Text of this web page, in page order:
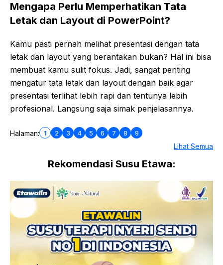
Mengapa Perlu Memperhatikan Tata
Letak dan Layout di PowerPoint?
Kamu pasti pernah melihat presentasi dengan tata
letak dan layout yang berantakan bukan? Hal ini bisa
membuat kamu sulit fokus. Jadi, sangat penting
mengatur tata letak dan layout dengan baik agar
presentasi terlihat lebih rapi dan tentunya lebih
profesional. Langsung saja simak penjelasannya.
Halaman: 1 2 3 4 5 6 7 8 9
Lihat Semua
Rekomendasi Susu Etawa: